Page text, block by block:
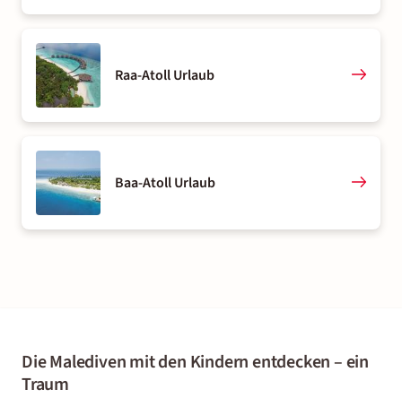
Raa-Atoll Urlaub
Baa-Atoll Urlaub
Die Malediven mit den Kindern entdecken – ein
Traum